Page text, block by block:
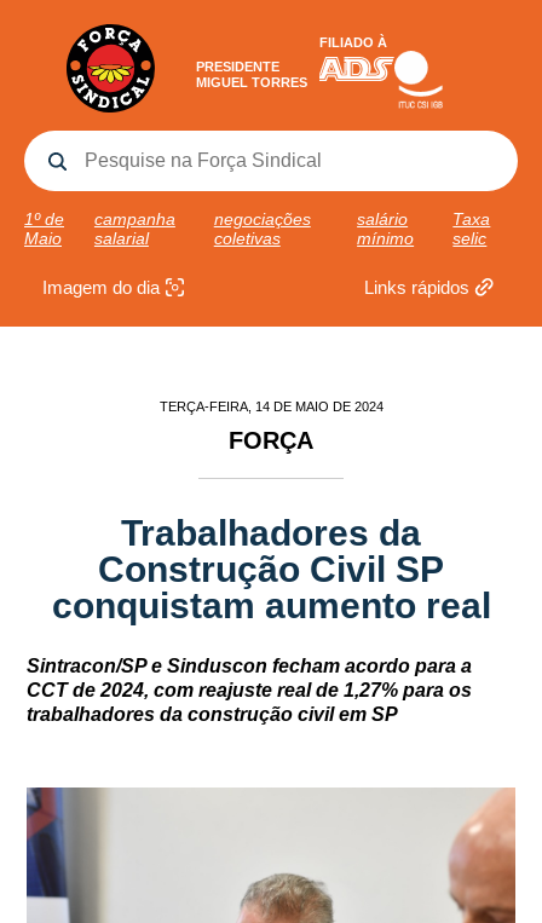
PRESIDENTE
MIGUEL TORRES
FILIADO À
1º de
Maio
campanha
salarial
negociações
coletivas
salário
mínimo
Taxa
selic
Imagem do dia Links rápidos
TERÇA-FEIRA, 14 DE MAIO DE 2024
FORÇA
Trabalhadores da
Construção Civil SP
conquistam aumento real
Sintracon/SP e Sinduscon fecham acordo para a
CCT de 2024, com reajuste real de 1,27% para os
trabalhadores da construção civil em SP